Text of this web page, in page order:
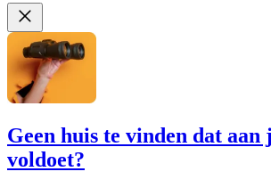
Geen huis te vinden dat aan
voldoet?